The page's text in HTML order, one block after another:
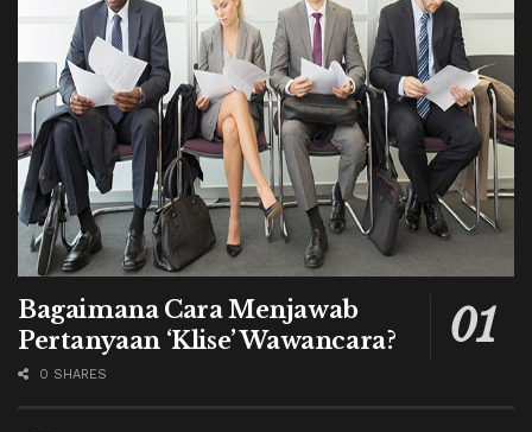
Bagaimana Cara Menjawab
Pertanyaan ‘Klise’ Wawancara?
0 SHARES